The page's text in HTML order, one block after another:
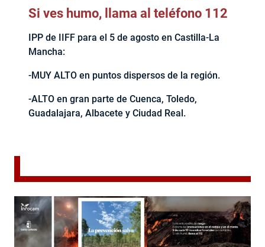
Si ves humo, llama al teléfono 112
IPP de IIFF para el 5 de agosto en Castilla-La
Mancha:
-MUY ALTO en puntos dispersos de la región.
-ALTO en gran parte de Cuenca, Toledo,
Guadalajara, Albacete y Ciudad Real.